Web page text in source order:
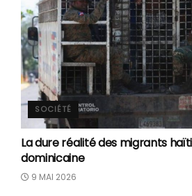
SOCIÉTÉ
La dure réalité des migrants
dominicaine
9 MAI 2026